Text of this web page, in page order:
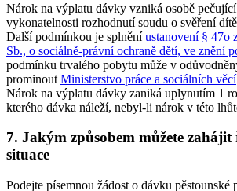
Nárok na výplatu dávky vzniká osobě
vykonatelnosti rozhodnutí soudu o svěření
Další podmínkou je splněníustanovení § 47o
Sb., o sociálně-právní ochraně dětí, ve znění
podmínku trvalého pobytu může v
prominout Ministerstvo práce a sociálních věcí
Nárok na výplatu dávky zaniká uplynutím 1
kterého dávka náleží, nebyl-li nárok v této
7. Jakým způsobem můžete zahájit
situace
Podejte písemnou žádost o dávku pěstounské